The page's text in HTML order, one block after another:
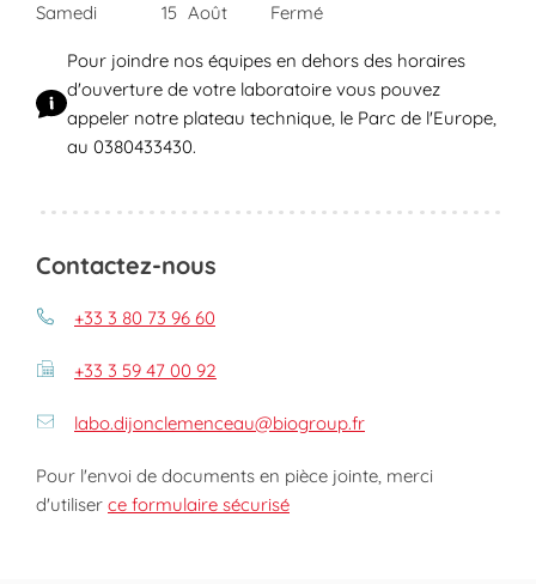
Samedi
15 Août Fermé
Pour joindre nos équipes en dehors des horaires
d'ouverture de votre laboratoire vous pouvez
appeler notre plateau technique, le Parc de l'Europe,
au 0380433430.
Contactez-nous
+33 3 80 73 96 60
+33 3 59 47 00 92
labo.dijonclemenceau@biogroup.fr
Pour l'envoi de documents en pièce jointe, merci
d'utiliser ce formulaire sécurisé